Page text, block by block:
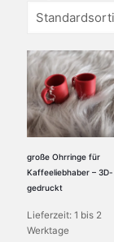
große Ohrringe für
Kaffeeliebhaber – 3D-
gedruckt
Lieferzeit: 1 bis 2
Werktage